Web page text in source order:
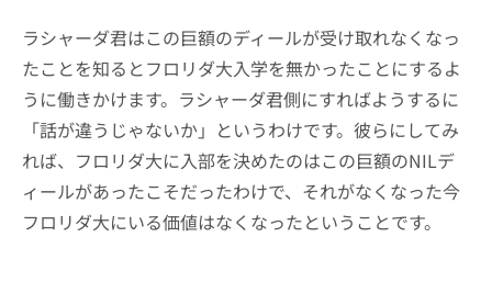
ラシャーダ君はこの巨額のディールが受け取れなくなっ
たことを知るとフロリダ大入学を無かったことにするよ
うに働きかけます。ラシャーダ君側にすればようするに
「話が違うじゃないか」というわけです。彼らにしてみ
れば、フロリダ大に入部を決めたのはこの巨額のNILデ
ィールがあったこそだったわけで、それがなくなった今
フロリダ大にいる価値はなくなったということです。